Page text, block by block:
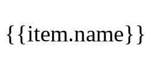
{{item.name}}